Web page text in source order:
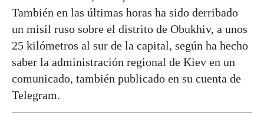
También en las últimas horas ha sido derribado
un misil ruso sobre el distrito de Obukhiv, a unos
25 kilómetros al sur de la capital, según ha hecho
saber la administración regional de Kiev en un
comunicado, también publicado en su cuenta de
Telegram.